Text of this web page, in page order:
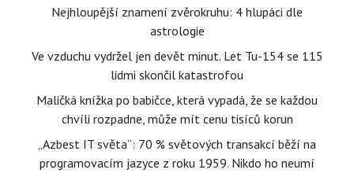
Nejhloupější znamení zvěrokruhu: 4 hlupáci dle
astrologie
Ve vzduchu vydržel jen devět minut. Let Tu-154 se 115
lidmi skončil katastrofou
Maličká knížka po babičce, která vypadá, že se každou
chvíli rozpadne, může mít cenu tisíců korun
„Azbest IT světa“: 70 % světových transakcí běží na
programovacím jazyce z roku 1959. Nikdo ho neumí